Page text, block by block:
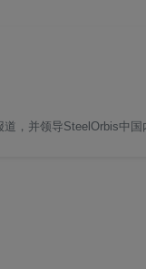
，并领导SteelOrbis中国